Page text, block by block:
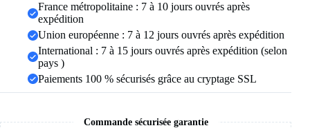
femmes
France métropolitaine : 7 à 10 jours ouvrés après
expédition
Union européenne : 7 à 12 jours ouvrés après expédition
International : 7 à 15 jours ouvrés après expédition (selon
pays )
Paiements 100 % sécurisés grâce au cryptage SSL
Commande sécurisée garantie